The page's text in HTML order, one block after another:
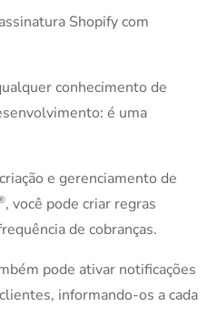
Shopify com
conhecimento de
é uma
e gerenciamento de
, você pode criar regras
de cobranças.
pode ativar notificações
informando-os a cada